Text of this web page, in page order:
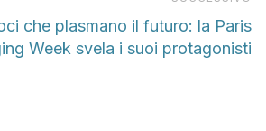
che plasmano il futuro: la Paris
Week svela i suoi protagonisti